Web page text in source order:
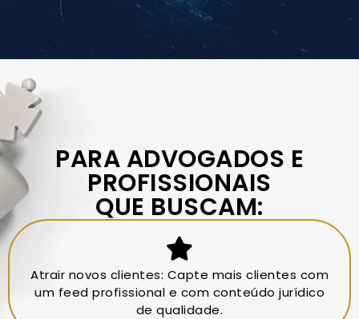
PARA ADVOGADOS E
PROFISSIONAIS
QUE BUSCAM:
Atrair novos clientes: Capte mais clientes com
um feed profissional e com conteúdo jurídico
de qualidade.